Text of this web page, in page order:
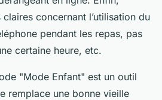
concernant l’utilisation du
pendant les repas, pas
certaine heure, etc.
"Mode Enfant" est un outil
remplace une bonne vieille